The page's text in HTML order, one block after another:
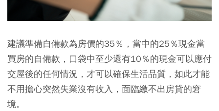
建議準備自備款為房價的35％，當中的25％現金當
買房的自備款，口袋中至少還有10％的現金可以應付
交屋後的任何情況，才可以確保生活品質，如此才能
不用擔心突然失業沒有收入，面臨繳不出房貸的窘
境。